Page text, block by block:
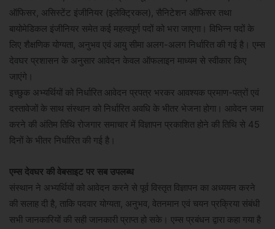
ऑफिसर, असिस्टेंट इंजीनियर (इलेक्ट्रिकल), सैनिटेशन ऑफिसर तथा
बायोमेडिकल इंजीनियर समेत कई महत्वपूर्ण पदों को भरा जाएगा। विभिन्न पदों के
लिए शैक्षणिक योग्यता, अनुभव एवं आयु सीमा अलग-अलग निर्धारित की गई है। एम्स
देवघर प्रशासन के अनुसार आवेदन केवल ऑफलाइन माध्यम से स्वीकार किए
जाएंगे।
इच्छुक अभ्यर्थियों को निर्धारित आवेदन प्रपत्र भरकर आवश्यक प्रमाण-पत्रों एवं
दस्तावेजों के साथ संस्थान को निर्धारित अवधि के भीतर भेजना होगा। आवेदन जमा
करने की अंतिम तिथि रोजगार समाचार में विज्ञापन प्रकाशित होने की तिथि से 45
दिनों के भीतर निर्धारित की गई है।
एम्स देवघर की वेबसाइट पर सब उपलब्ध
संस्थान ने अभ्यर्थियों को आवेदन करने से पूर्व विस्तृत विज्ञापन का अध्ययन करने
की सलाह दी है, ताकि पदवार योग्यता, अनुभव, वेतनमान एवं चयन प्रक्रिया संबंधी
सभी जानकारियों की सही जानकारी प्राप्त हो सके। एम्स प्रबंधन द्वारा कहा गया है